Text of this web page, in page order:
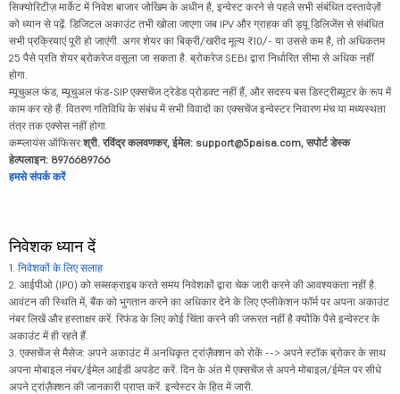
सिक्योरिटीज़ मार्केट में निवेश बाजार जोखिम के अधीन है, इन्वेस्ट करने से पहले सभी संबंधित दस्तावेज़ों
को ध्यान से पढ़ें. डिजिटल अकाउंट तभी खोला जाएगा जब IPV और ग्राहक की ड्यू डिलिजेंस से संबंधित
सभी प्रक्रियाएं पूरी हो जाएंगी. अगर शेयर का बिक्री/खरीद मूल्य ₹10/- या उससे कम है, तो अधिकतम
25 पैसे प्रति शेयर ब्रोकरेज वसूला जा सकता है. ब्रोकरेज SEBI द्वारा निर्धारित सीमा से अधिक नहीं
होगा.
म्यूचुअल फंड, म्यूचुअल फंड-SIP एक्सचेंज ट्रेडेड प्रोडक्ट नहीं हैं, और सदस्य बस डिस्ट्रीब्यूटर के रूप में
काम कर रहे हैं. वितरण गतिविधि के संबंध में सभी विवादों का एक्सचेंज इन्वेस्टर निवारण मंच या मध्यस्थता
तंत्र तक एक्सेस नहीं होगा.
कम्प्लायंस ऑफिसर:श्री. रविंद्र कलवणकर, ईमेल: support@5paisa.com, सपोर्ट डेस्क
हेल्पलाइन: 8976689766
हमसे संपर्क करें
निवेशक ध्यान दें
1. निवेशकों के लिए सलाह
2. आईपीओ (IPO) को सब्सक्राइब करते समय निवेशकों द्वारा चेक जारी करने की आवश्यकता नहीं है.
आवंटन की स्थिति में, बैंक को भुगतान करने का अधिकार देने के लिए एप्लीकेशन फॉर्म पर अपना अकाउंट
नंबर लिखें और हस्ताक्षर करें. रिफंड के लिए कोई चिंता करने की जरूरत नहीं है क्योंकि पैसे इन्वेस्टर के
अकाउंट में ही रहते हैं.
3. एक्सचेंज से मैसेज: अपने अकाउंट में अनधिकृत ट्रांज़ैक्शन को रोकें --> अपने स्टॉक ब्रोकर के साथ
अपना मोबाइल नंबर/ईमेल आईडी अपडेट करें. दिन के अंत में एक्सचेंज से अपने मोबाइल/ईमेल पर सीधे
अपने ट्रांज़ैक्शन की जानकारी प्राप्त करें. इन्वेस्टर के हित में जारी.